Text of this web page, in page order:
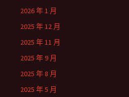
2026 年 1 月
2025 年 12 月
2025 年 11 月
2025 年 9 月
2025 年 8 月
2025 年 5 月